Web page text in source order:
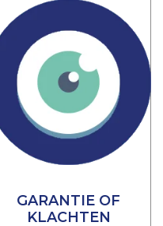
GARANTIE OF
KLACHTEN